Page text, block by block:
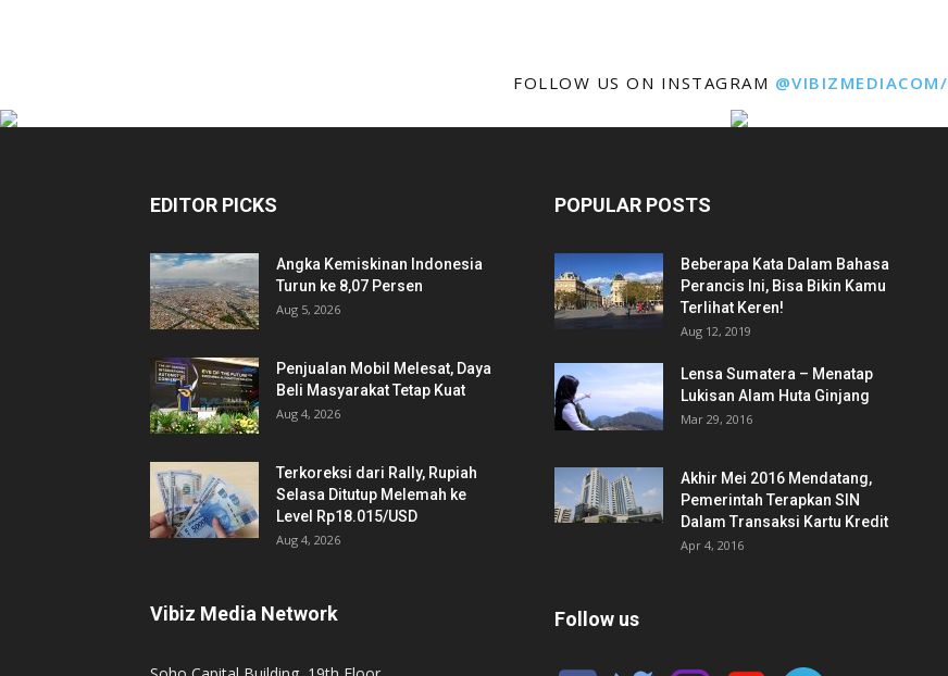
FOLLOW US ON INSTAGRAM @VIBIZMEDIACOM/
EDITOR PICKS
Angka Kemiskinan Indonesia
Turun ke 8,07 Persen
Aug 5, 2026
Penjualan Mobil Melesat, Daya
Beli Masyarakat Tetap Kuat
Aug 4, 2026
Terkoreksi dari Rally, Rupiah
Selasa Ditutup Melemah ke
Level Rp18.015/USD
Aug 4, 2026
Vibiz Media Network
POPULAR POSTS
Beberapa Kata Dalam Bahasa
Perancis Ini, Bisa Bikin Kamu
Terlihat Keren!
Aug 12, 2019
Lensa Sumatera – Menatap
Lukisan Alam Huta Ginjang
Mar 29, 2016
Akhir Mei 2016 Mendatang,
Pemerintah Terapkan SIN
Dalam Transaksi Kartu Kredit
Apr 4, 2016
Follow us